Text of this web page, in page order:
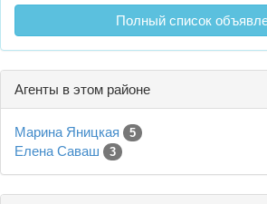
Полный список
Агенты в этом районе
Марина Яницкая 5
Елена Саваш 3